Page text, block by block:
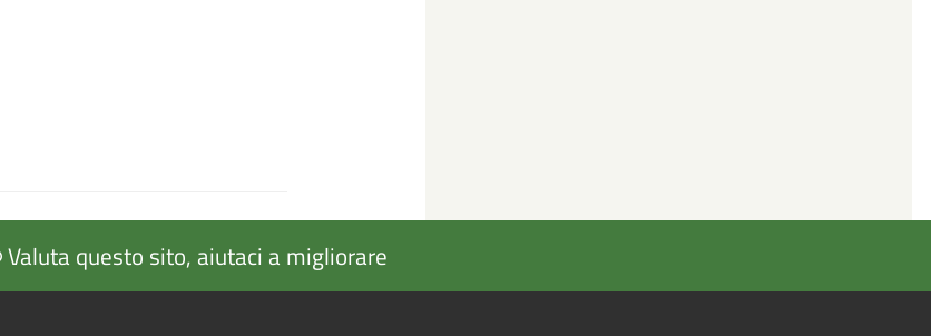
Valuta questo sito, aiutaci a migliorare